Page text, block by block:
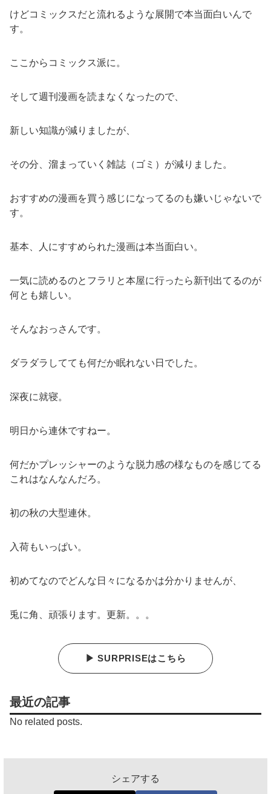
けどコミックスだと流れるような展開で本当面白いんで
す。
ここからコミックス派に。
そして週刊漫画を読まなくなったので、
新しい知識が減りましたが、
その分、溜まっていく雑誌（ゴミ）が減りました。
おすすめの漫画を買う感じになってるのも嫌いじゃないで
す。
基本、人にすすめられた漫画は本当面白い。
一気に読めるのとフラリと本屋に行ったら新刊出てるのが
何とも嬉しい。
そんなおっさんです。
ダラダラしてても何だか眠れない日でした。
深夜に就寝。
明日から連休ですねー。
何だかプレッシャーのような脱力感の様なものを感じてる
これはなんなんだろ。
初の秋の大型連休。
入荷もいっぱい。
初めてなのでどんな日々になるかは分かりませんが、
兎に角、頑張ります。更新。。。
▶ SURPRISEはこちら
最近の記事
No related posts.
シェアする